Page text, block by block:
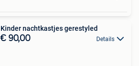
Kinder nachtkastjes gerestyled
€ 90,00 Details